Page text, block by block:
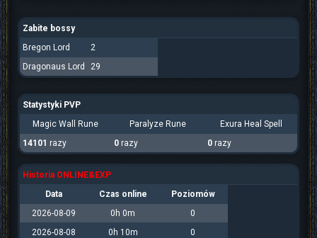
Zabite bossy
Bregon Lord
2
Dragonaus Lord
29
Statystyki PVP
Magic Wall Rune
Paralyze Rune
Exura Heal Spell
14101 razy 0 razy 0 razy
Historia ONLINE&EXP
Data
Czas online
Poziomów
2026-08-09
0h 0m
0
2026-08-08
0h 10m
0